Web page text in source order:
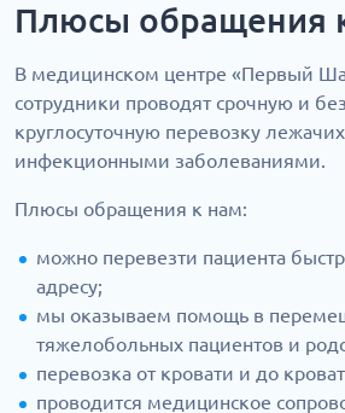
Плюсы обращения
В медицинском центре «‎Первый
сотрудники проводят срочную и
круглосуточную перевозку
инфекционными заболеваниями.
Плюсы обращения к нам:
можно перевезти пациента
адресу;
мы оказываем помощь в
тяжелобольных пациентов и
перевозка от кровати и до
проводится медицинское